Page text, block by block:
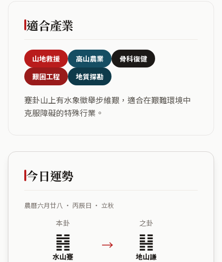
適合產業
山地救援 高山農業
骨科復健
艱困工程
地質探勘
蹇卦山上有水象徵舉步維艱，適合在艱難環境中
克服障礙的特殊行業。
今日運勢
農曆六月廿八 ・ 丙辰日 ・ 立秋
本卦
䷦
水山蹇
→
之卦
䷎
地山謙